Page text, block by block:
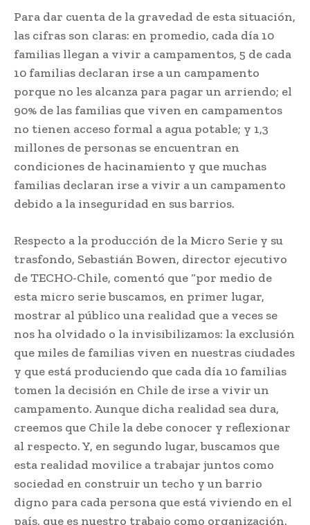
Para dar cuenta de la gravedad de esta situación,
las cifras son claras: en promedio, cada día 10
familias llegan a vivir a campamentos, 5 de cada
10 familias declaran irse a un campamento
porque no les alcanza para pagar un arriendo; el
90% de las familias que viven en campamentos
no tienen acceso formal a agua potable; y 1,3
millones de personas se encuentran en
condiciones de hacinamiento y que muchas
familias declaran irse a vivir a un campamento
debido a la inseguridad en sus barrios.
Respecto a la producción de la Micro Serie y su
trasfondo, Sebastián Bowen, director ejecutivo
de TECHO-Chile, comentó que “por medio de
esta micro serie buscamos, en primer lugar,
mostrar al público una realidad que a veces se
nos ha olvidado o la invisibilizamos: la exclusión
que miles de familias viven en nuestras ciudades
y que está produciendo que cada día 10 familias
tomen la decisión en Chile de irse a vivir un
campamento. Aunque dicha realidad sea dura,
creemos que Chile la debe conocer y reflexionar
al respecto. Y, en segundo lugar, buscamos que
esta realidad movilice a trabajar juntos como
sociedad en construir un techo y un barrio
digno para cada persona que está viviendo en el
país, que es nuestro trabajo como organización.